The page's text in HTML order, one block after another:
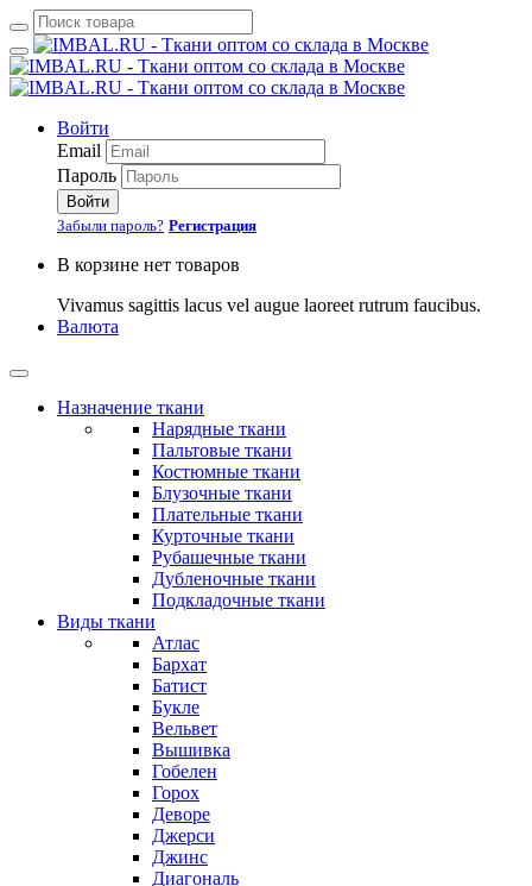
Войти
Email
Пароль
Войти
Забыли пароль? Регистрация
В корзине нет товаров
Vivamus sagittis lacus vel augue laoreet rutrum faucibus.
Валюта
Назначение ткани
Нарядные ткани
Пальтовые ткани
Костюмные ткани
Блузочные ткани
Плательные ткани
Курточные ткани
Рубашечные ткани
Дубленочные ткани
Подкладочные ткани
Виды ткани
Атлас
Бархат
Батист
Букле
Вельвет
Вышивка
Гобелен
Горох
Деворе
Джерси
Джинс
Диагональ